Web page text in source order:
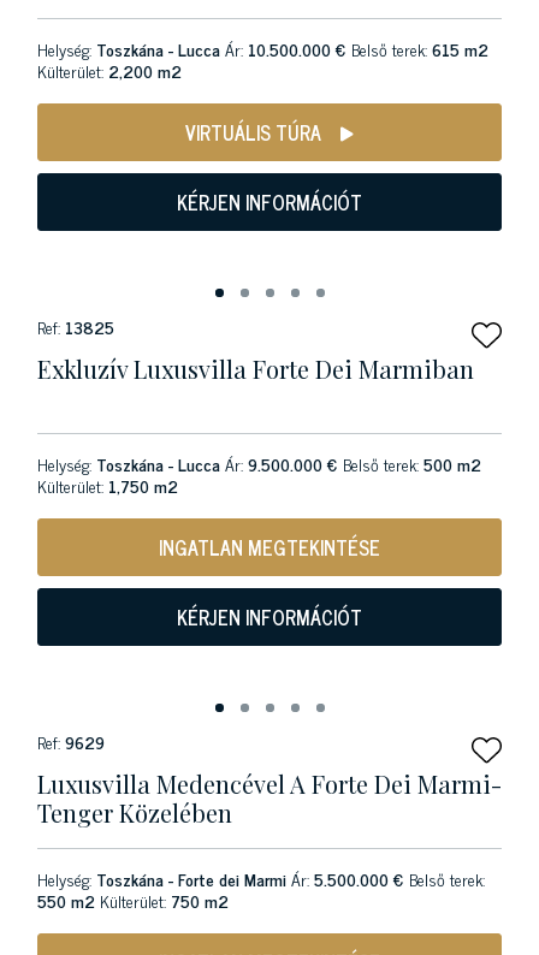
Helység: Toszkána - LuccaÁr: 10.500.000 € Belső terek:615 m2
Külterület: 2,200 m2
VIRTUÁLIS TÚRA
KÉRJEN INFORMÁCIÓT
Ref: 13825
Exkluzív Luxusvilla Forte Dei Marmiban
Helység: Toszkána - LuccaÁr:9.500.000 € Belső terek:500 m2
Külterület: 1,750 m2
INGATLAN MEGTEKINTÉSE
KÉRJEN INFORMÁCIÓT
Ref:9629
Luxusvilla Medencével A Forte Dei Marmi-
Tenger Közelében
Helység: Toszkána - Forte dei MarmiÁr:5.500.000 € Belső terek:
550 m2 Külterület: 750 m2